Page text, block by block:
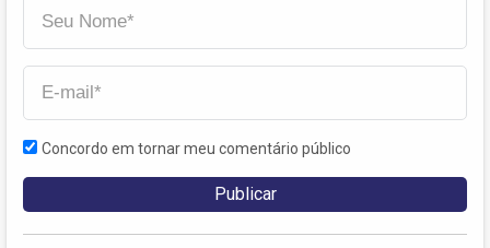
Concordo em tornar meu comentário público